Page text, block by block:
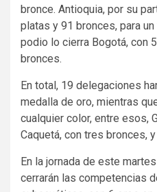
bronce. Antioquia, por su
platas y 91 bronces, para
podio lo cierra Bogotá, con
bronces.
En total, 19 delegaciones
medalla de oro, mientras
cualquier color, entre esos,
Caquetá, con tres bronces,
En la jornada de este
cerrarán las competencias